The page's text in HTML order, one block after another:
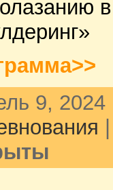
9, 2024